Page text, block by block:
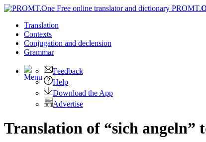
PROMT.
Translation
Contexts
Conjugation and declension
Grammar
Feedback
Help
Download the App
Advertise
Translation of “sich angeln”